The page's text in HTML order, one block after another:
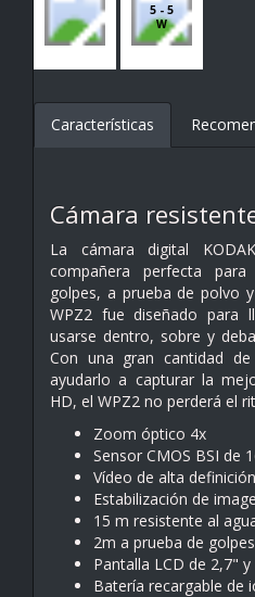
5 - 5
W
Características
Cámara
La cámara digital
compañera perfecta
golpes, a prueba de polvo
WPZ2 fue diseñado para
usarse dentro, sobre y
Con una gran cantidad
ayudarlo a capturar la
HD, el WPZ2 no perderá el
Zoom óptico 4x
Sensor CMOS BSI de
Vídeo de alta
Estabilización de
15 m resistente al
2m a prueba de golpes
Pantalla LCD de 2,7" y
Batería recargable de